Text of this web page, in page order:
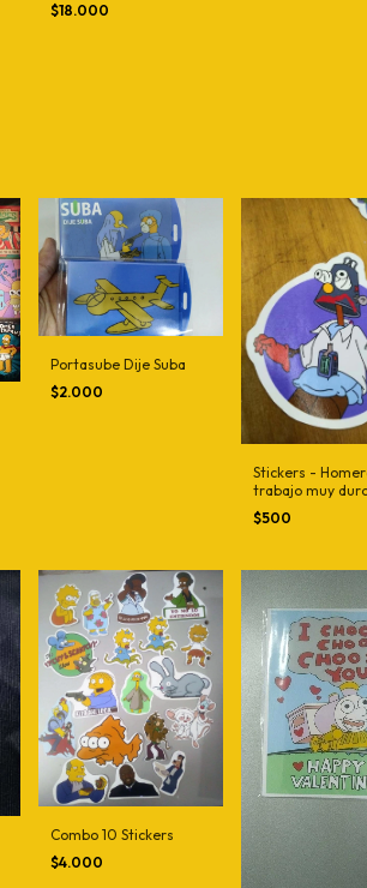
$18.000
Portasube Dije Suba
$2.000
Stickers -
trabajo muy
$500
Combo 10 Stickers
$4.000